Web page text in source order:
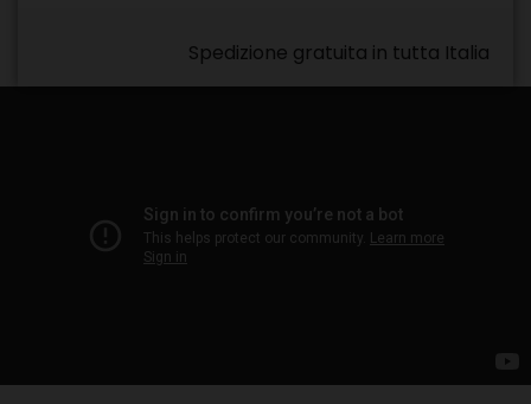
Spedizione gratuita in tutta Italia